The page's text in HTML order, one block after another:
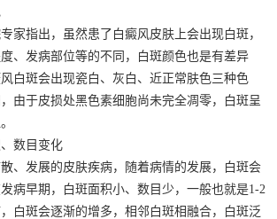
家指出，虽然患了白癜风皮肤上会出现白斑，
、发病部位等的不同，白斑颜色也是有差异
白斑会出现瓷白、灰白、近正常肤色三种色
由于皮损处黑色素细胞尚未完全凋零，白斑呈
数目变化
、发展的皮肤疾病，随着病情的发展，白斑会
病早期，白斑面积小、数目少，一般也就是1-2
白斑会逐渐的增多，相邻白斑相融合，白斑泛